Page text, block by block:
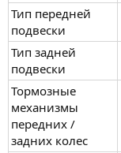
Тип передней
подвески
Тип задней
подвески
Тормозные
механизмы
передних /
задних колес